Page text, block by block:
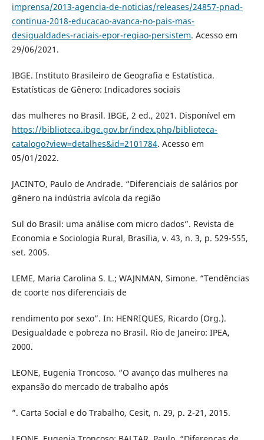
imprensa/2013-agencia-de-noticias/releases/24857-pnad-
continua-2018-educacao-avanca-no-pais-mas-
desigualdades-raciais-epor-regiao-persistem. Acesso em
29/06/2021.
IBGE. Instituto Brasileiro de Geografia e Estatística.
Estatísticas de Gênero: Indicadores sociais
das mulheres no Brasil. IBGE, 2 ed., 2021. Disponível em
https://biblioteca.ibge.gov.br/index.php/biblioteca-
catalogo?view=detalhes&id=2101784. Acesso em
05/01/2022.
JACINTO, Paulo de Andrade. “Diferenciais de salários por
gênero na indústria avícola da região
Sul do Brasil: uma análise com micro dados”. Revista de
Economia e Sociologia Rural, Brasília, v. 43, n. 3, p. 529-555,
set. 2005.
LEME, Maria Carolina S. L.; WAJNMAN, Simone. “Tendências
de coorte nos diferenciais de
rendimento por sexo”. In: HENRIQUES, Ricardo (Org.).
Desigualdade e pobreza no Brasil. Rio de Janeiro: IPEA,
2000.
LEONE, Eugenia Troncoso. “O avanço das mulheres na
expansão do mercado de trabalho após
”. Carta Social e do Trabalho, Cesit, n. 29, p. 2-21, 2015.